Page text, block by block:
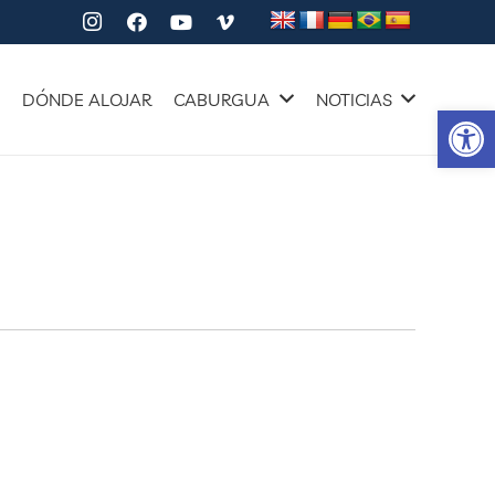
DÓNDE ALOJAR CABURGUA NOTICIAS